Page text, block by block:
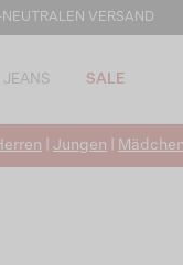
NEUTRALEN VERSAND
JEANS SALE
Jungen